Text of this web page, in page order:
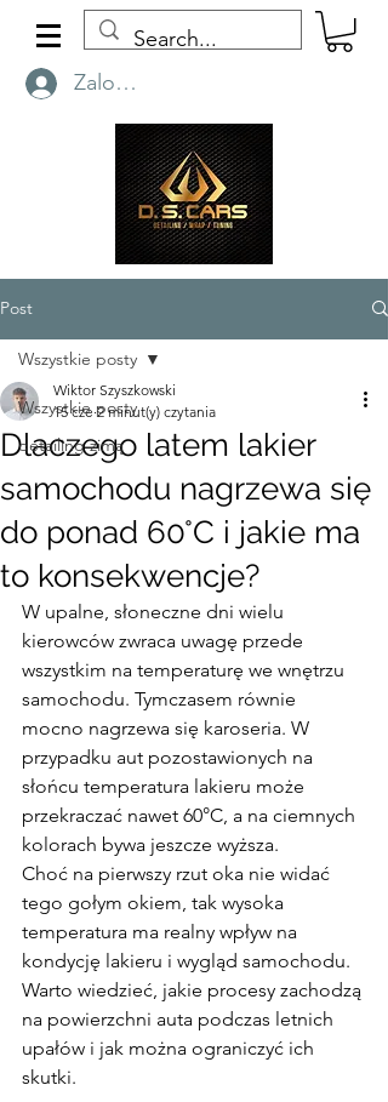
Zaloguj się
Post
Wszystkie posty
detailing zimą
Wszystkie posty
Dlaczego latem lakier
samochodu nagrzewa się
do ponad 60°C i jakie ma
to konsekwencje?
Wiktor Szyszkowski
15 cze 2 minut(y) czytania
W upalne, słoneczne dni wielu
kierowców zwraca uwagę przede
wszystkim na temperaturę we wnętrzu
samochodu. Tymczasem równie
mocno nagrzewa się karoseria. W
przypadku aut pozostawionych na
słońcu temperatura lakieru może
przekraczać nawet 60°C, a na ciemnych
kolorach bywa jeszcze wyższa.
Choć na pierwszy rzut oka nie widać
tego gołym okiem, tak wysoka
temperatura ma realny wpływ na
kondycję lakieru i wygląd samochodu.
Warto wiedzieć, jakie procesy zachodzą
na powierzchni auta podczas letnich
upałów i jak można ograniczyć ich
skutki.